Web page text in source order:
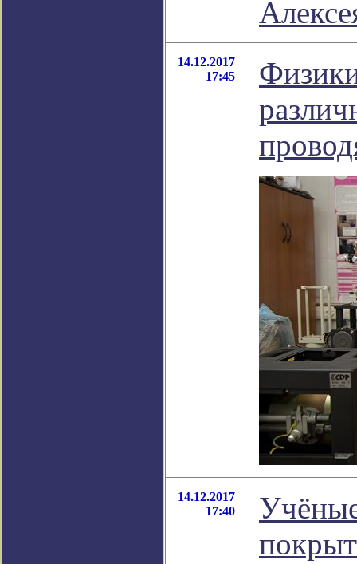
14.12.2017
17:45
14.12.2017
17:40